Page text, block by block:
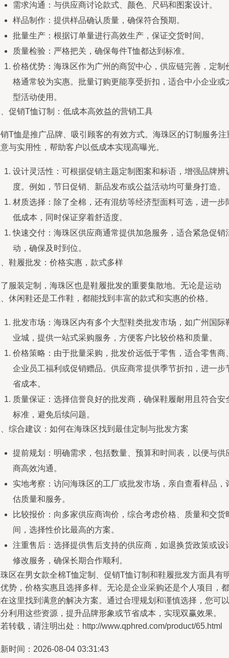
需求沟通：与供应商讨论款式、颜色、尺码和图案设计。
样品制作：提供样品确认质量，确保符合预期。
批量生产：根据订单量进行高效生产，保证交货时间。
质量检验：严格把关，确保每件T恤都达到标准。
价格优势：海珠区作为广州的商贸中心，供应链完善，定制
格通常较为实惠。批量订购更能享受折扣，适合中小企业或
型活动使用。
促销T恤订制：低成本高效益的营销工具
T恤是推广品牌、吸引顾客的有效方式。海珠区的订制服务注
与实用性，帮助客户以低成本实现高曝光。
设计灵活性：可根据促销主题定制图案和标语，增强品牌辨
度。例如，节日促销、新品发布或公益活动均可量身打造。
材质选择：除了全棉，还有混纺等经济型面料可选，进一步
低成本，同时保证穿着舒适度。
快速交付：海珠区供应商通常提供加急服务，适合紧急促销
动，确保及时到位。
鞋履批发：价格实惠，款式多样
服装定制，海珠区也是鞋履批发的重要集散地。无论是运动
休闲鞋还是工作鞋，都能找到丰富的款式和实惠的价格。
批发市场：海珠区内有多个大型鞋类批发市场，如广州国际
业城，提供一站式采购服务，方便客户比较价格和质量。
价格策略：由于批量采购，批发价远低于零售，适合零售商
企业员工福利或促销赠品。供应商常提供季节折扣，进一步
省成本。
质量保证：选择信誉良好的批发商，确保鞋履耐用且符合安
标准，避免后续问题。
综合建议：如何在海珠区找到最佳定制与批发方案
提前规划：明确需求，包括数量、预算和时间表，以便与供
商高效沟通。
实地考察：访问海珠区的工厂或批发市场，亲自查看样品，
估质量和服务。
比较报价：向多家供应商询价，综合考虑价格、质量和交货
间，选择性价比最高的方案。
注重售后：选择提供售后支持的供应商，如退换货政策或设
修改服务，确保长期合作顺利。
区在男女款全棉T恤定制、促销T恤订制和鞋履批发方面具有
势，价格实惠且选择多样。无论是企业采购还是个人项目，都
这里找到满意的解决方案。通过合理规划和谨慎选择，您可以
利用这些资源，提升品牌形象或节省成本，实现双赢效果。
转载，请注明出处：http://www.qphred.com/product/65.html
时间：2026-08-04 03:31:43